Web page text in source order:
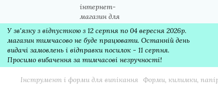
У зв'язку з відпусткою з 12 серпня по 04 вересня 2026р.
магазин тимчасово не буде працювати. Останній день
видачі замовлень і відправки посилок - 11 серпня.
Просимо вибачення за тимчасові незручності!
Інструмент і форми для випікання Форми, килимки,